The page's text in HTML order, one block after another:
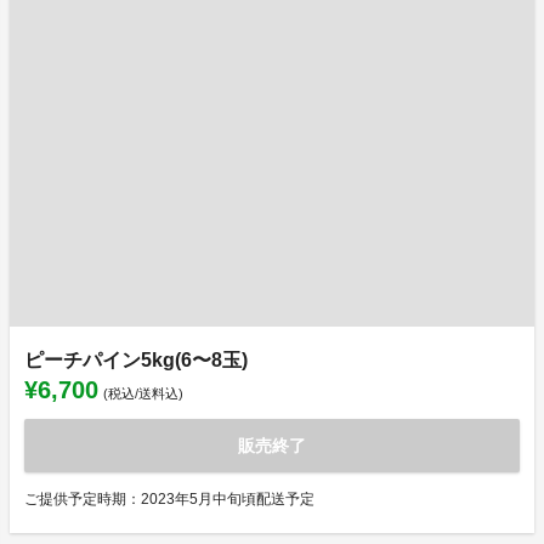
ピーチパイン5kg(6〜8玉)
¥6,700 (税込/送料込)
販売終了
ご提供予定時期：2023年5月中旬頃配送予定